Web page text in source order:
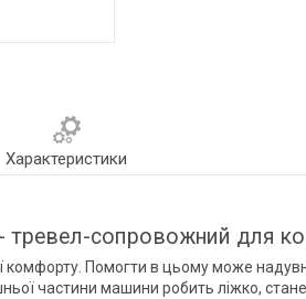
Характеристики
тревел-сопровожний для
комфорту. Помогти в цьому може
частини машини робить ліжко,